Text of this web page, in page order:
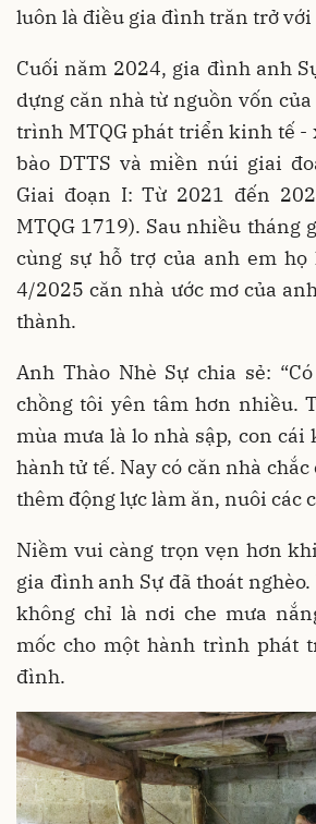
luôn là điều gia đình trăn trở với
Cuối năm 2024, gia đình anh
dựng căn nhà từ nguồn vốn
trình MTQG phát triển kinh tế -
bào DTTS và miền núi giai
Giai đoạn I: Từ 2021 đến
MTQG 1719). Sau nhiều tháng
cùng sự hỗ trợ của anh em họ
4/2025 căn nhà ước mơ của
thành.
Anh Thào Nhè Sự chia sẻ:
chồng tôi yên tâm hơn nhiều.
mùa mưa là lo nhà sập, con cái
hành tử tế. Nay có căn nhà
thêm động lực làm ăn, nuôi các
Niềm vui càng trọn vẹn hơn
gia đình anh Sự đã thoát
không chỉ là nơi che mưa
mốc cho một hành trình phát
đình.